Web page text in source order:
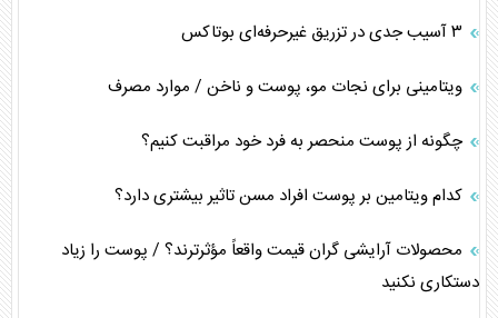
ویتامینی برای نجات مو، پوست و ناخن / موارد مصرف
چگونه از پوست منحصر به فرد خود مراقبت کنیم؟
کدام ویتامین بر پوست افراد مسن تاثیر بیشتری دارد؟
محصولات آرایشی گران قیمت واقعاً مؤثرترند؟ / پوست را زیاد
دستکاری نکنید